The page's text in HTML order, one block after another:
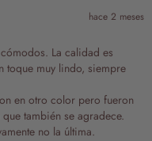
hace 2 meses
La calidad es
toque muy lindo, siempre
en otro color pero fueron
también se agradece.
no la última.